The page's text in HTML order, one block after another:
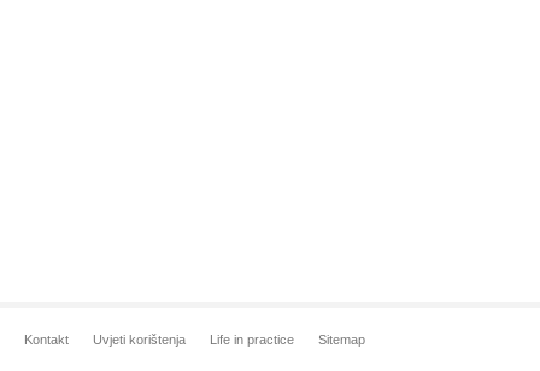
Kontakt Uvjeti korištenja Life in practice Sitemap